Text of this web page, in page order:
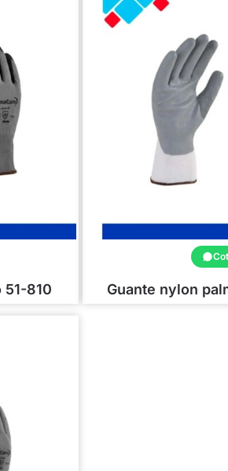
51-810 Guante nylon